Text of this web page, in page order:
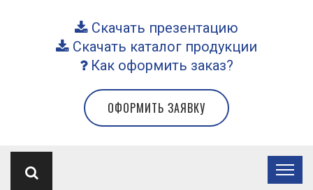
Скачать презентацию
Скачать каталог продукции
Как оформить заказ?
ОФОРМИТЬ ЗАЯВКУ